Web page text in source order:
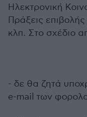
Ηλεκτρονική
Πράξεις
κλπ. Στο σχέδιο
- δε θα ζητά
e-mail των